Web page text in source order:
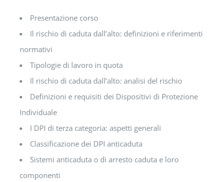
Presentazione corso
Il rischio di caduta dall’alto: definizioni e riferimenti
normativi
Tipologie di lavoro in quota
Il rischio di caduta dall’alto: analisi del rischio
Definizioni e requisiti dei Dispositivi di Protezione
Individuale
I DPI di terza categoria: aspetti generali
Classificazione dei DPI anticaduta
Sistemi anticaduta o di arresto caduta e loro
componenti